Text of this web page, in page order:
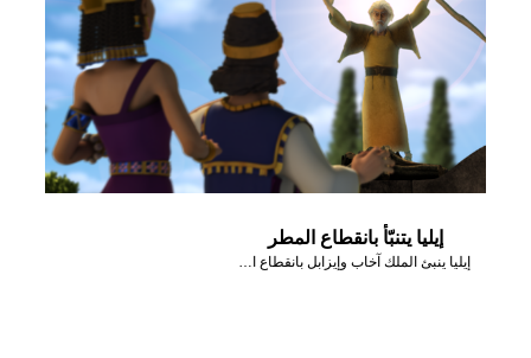
إيليا يتنبّأ بانقطاع المطر